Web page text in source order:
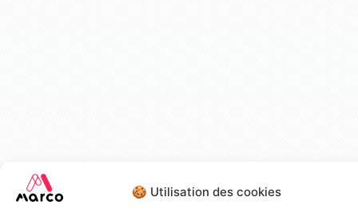
🍪 Utilisation des cookies